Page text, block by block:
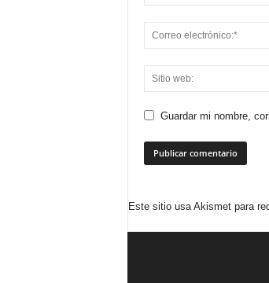
Guardar mi nombre,
Este sitio usa Akismet para